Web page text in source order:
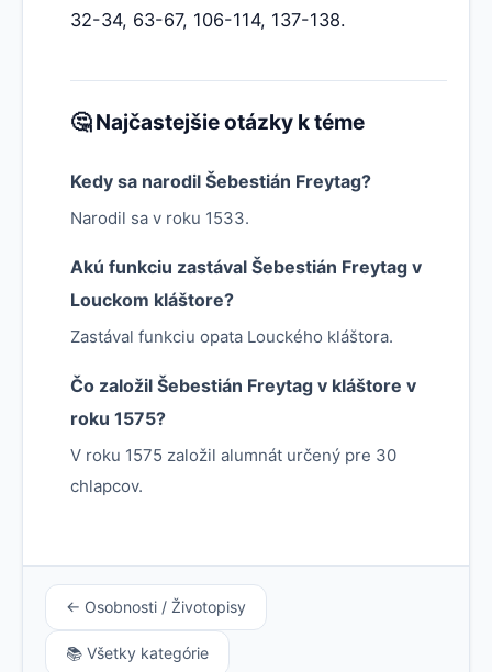
32-34, 63-67, 106-114, 137-138.
🤔 Najčastejšie otázky k téme
Kedy sa narodil Šebestián Freytag?
Narodil sa v roku 1533.
Akú funkciu zastával Šebestián Freytag v
Louckom kláštore?
Zastával funkciu opata Louckého kláštora.
Čo založil Šebestián Freytag v kláštore v
roku 1575?
V roku 1575 založil alumnát určený pre 30
chlapcov.
← Osobnosti / Životopisy
📚 Všetky kategórie